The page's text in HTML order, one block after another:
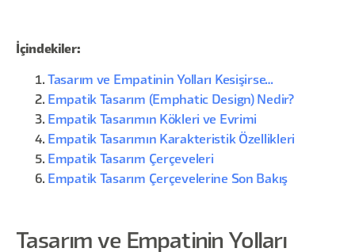
İçindekiler:
Tasarım ve Empatinin Yolları Kesişirse…
Empatik Tasarım (Emphatic Design) Nedir?
Empatik Tasarımın Kökleri ve Evrimi
Empatik Tasarımın Karakteristik Özellikleri
Empatik Tasarım Çerçeveleri
Empatik Tasarım Çerçevelerine Son Bakış
Tasarım ve Empatinin Yolları